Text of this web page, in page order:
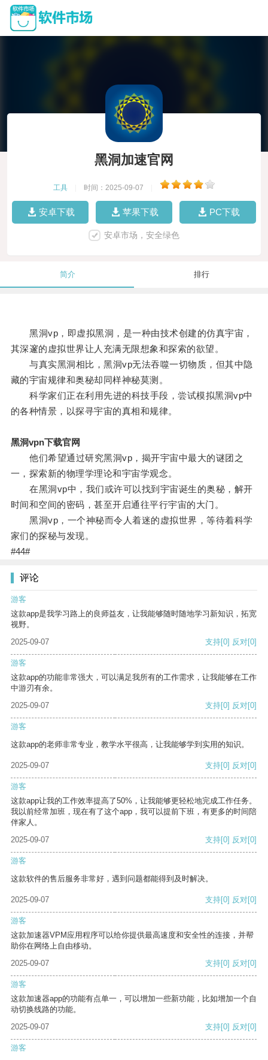
黑洞加速官网
工具 时间：2025-09-07
安卓下载 苹果下载 PC下载
安卓市场，安全绿色
简介 排行
黑洞vp，即虚拟黑洞，是一种由技术创建的仿真宇宙，
其深邃的虚拟世界让人充满无限想象和探索的欲望。
与真实黑洞相比，黑洞vp无法吞噬一切物质，但其中隐
藏的宇宙规律和奥秘却同样神秘莫测。
科学家们正在利用先进的科技手段，尝试模拟黑洞vp中
的各种情景，以探寻宇宙的真相和规律。
黑洞vpn下载官网
他们希望通过研究黑洞vp，揭开宇宙中最大的谜团之
一，探索新的物理学理论和宇宙学观念。
在黑洞vp中，我们或许可以找到宇宙诞生的奥秘，解开
时间和空间的密码，甚至开启通往平行宇宙的大门。
黑洞vp，一个神秘而令人着迷的虚拟世界，等待着科学
家们的探秘与发现。
#44#
评论
游客
这款app是我学习路上的良师益友，让我能够随时随地学习新知识，拓宽
视野。
2025-09-07
支持[0] 反对[0]
游客
这款app的功能非常强大，可以满足我所有的工作需求，让我能够在工作
中游刃有余。
2025-09-07
支持[0] 反对[0]
游客
这款app的老师非常专业，教学水平很高，让我能够学到实用的知识。
2025-09-07 支持[0] 反对[0]
游客
这款app让我的工作效率提高了50%，让我能够更轻松地完成工作任务。
我以前经常加班，现在有了这个app，我可以提前下班，有更多的时间陪
伴家人。
2025-09-07
支持[0] 反对[0]
游客
这款软件的售后服务非常好，遇到问题都能得到及时解决。
2025-09-07 支持[0] 反对[0]
游客
这款加速器VPM应用程序可以给你提供最高速度和安全性的连接，并帮
助你在网络上自由移动。
2025-09-07
支持[0] 反对[0]
游客
这款加速器app的功能有点单一，可以增加一些新功能，比如增加一个自
动切换线路的功能。
2025-09-07
支持[0] 反对[0]
游客